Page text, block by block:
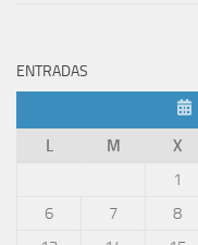
ENTRADAS
L
M X
1
6
7 8